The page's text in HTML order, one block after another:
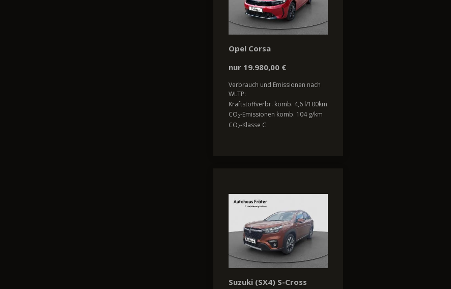
Opel Corsa
nur 19.980,00 €
Verbrauch und Emissionen nach
WLTP:
Kraftstoffverbr. komb. 4,6 l/100km
CO2-Emissionen komb. 104 g/km
CO2-Klasse C
Suzuki (SX4) S-Cross